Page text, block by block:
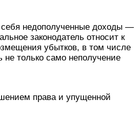
недополученные доходы —
законодатель относит к
убытков, в том числе
только само неполучение
права и упущенной